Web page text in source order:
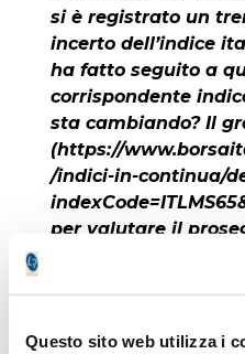
Questo sito web utilizza i
si è registrato un
incerto dell’indice
ha fatto seguito a
corrispondente
sta cambiando? Il
(https://
/indici-in-continua/
per valutare il
una fase di
singole specifiche